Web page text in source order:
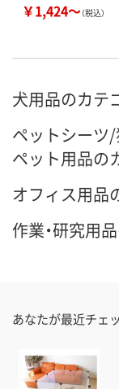
￥1,424～（税込）
犬用品のカテ
ペットシーツ
ペット用品の
オフィス用品
作業・研究用
あなたが最近チェ